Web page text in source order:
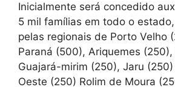
Inicialmente será concedido
5 mil famílias em todo o
pelas regionais de Porto Velho
Paraná (500), Ariquemes
Guajará-mirim (250), Jaru
Oeste (250) Rolim de Moura